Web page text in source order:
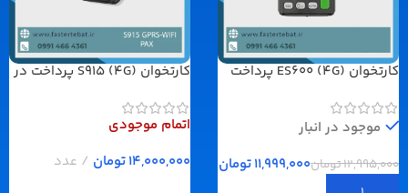
کارتخوان ES600 (4G) پرداخت
موجود در انبار
12,995,000تومان11,999,000تومان
کارتخوان S915 (4G) پرداخت در
اتمام موجودی
تومان